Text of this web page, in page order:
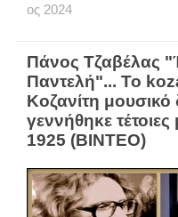
ος 2024
Πάνος Τζαβέλας
Παντελή"... Το
Κοζανίτη
γεννήθηκε
1925 (ΒΙΝΤΕΟ)